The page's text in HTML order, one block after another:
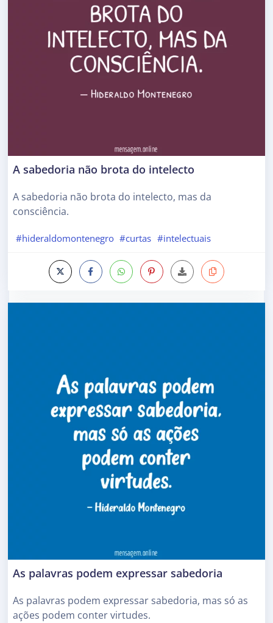
A sabedoria não brota do intelecto
A sabedoria não brota do intelecto, mas da
consciência.
#hideraldomontenegro #curtas #intelectuais
As palavras podem expressar sabedoria
As palavras podem expressar sabedoria, mas só as
ações podem conter virtudes.